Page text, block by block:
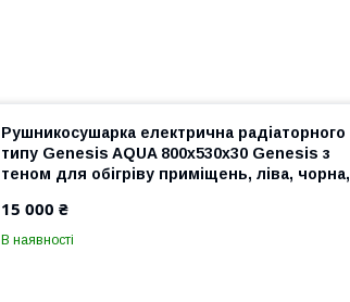
Рушникосушарка електрична радіаторного
типу Genesis AQUA 800х530х30 Genesis з
теном для обігріву приміщень, ліва, чорна,
15 000 ₴
В наявності